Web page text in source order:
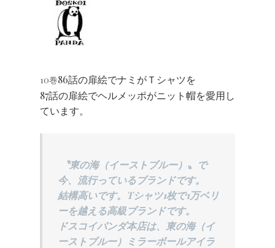
10巻86話の扉絵でナミがＴシャツを
87話の扉絵でヘルメッポがニット帽を愛用し
ています。
〝東の海（イーストブルー）〟で
今、流行っているブランドです。
結構高いです。Tシャツ1枚で1万ベリ
ーを越える高級ブランドです。
ドスコイパンダ本店は、東の海（イ
ーストブルー）ミラーボールアイラ